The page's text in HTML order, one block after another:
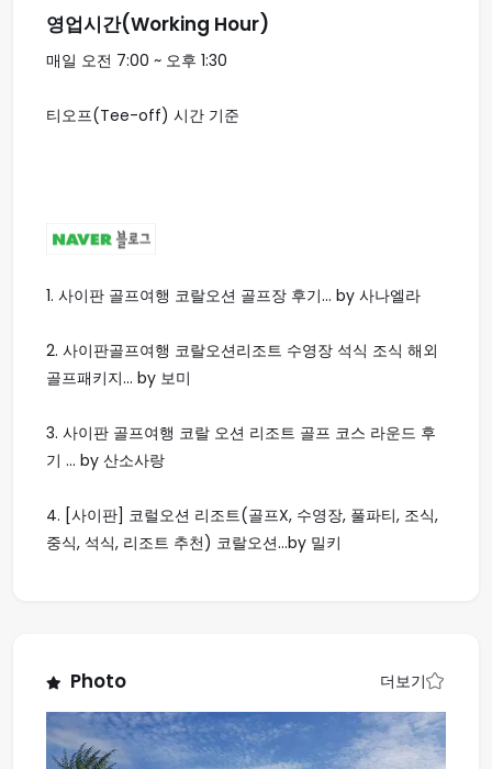
영업시간(Working Hour)
매일 오전 7:00 ~ 오후 1:30
티오프(Tee-off) 시간 기준
1. 사이판 골프여행 코랄오션 골프장 후기... by 사나엘라
2. 사이판골프여행 코랄오션리조트 수영장 석식 조식 해외
골프패키지... by 보미
3. 사이판 골프여행 코랄 오션 리조트 골프 코스 라운드 후
기 ... by 산소사랑
4. [사이판] 코럴오션 리조트(골프X, 수영장, 풀파티, 조식,
중식, 석식, 리조트 추천) 코랄오션...by 밀키
Photo 더보기